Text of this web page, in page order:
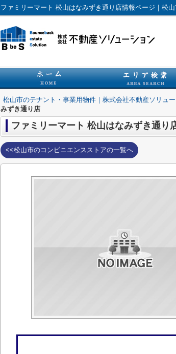
松山市のテナント・事業用物件｜株式会社不動産ソリュ
みずき通り店
ファミリーマート 松山はなみずき通り
<<松山市のコンビニエンスストアの一覧へ